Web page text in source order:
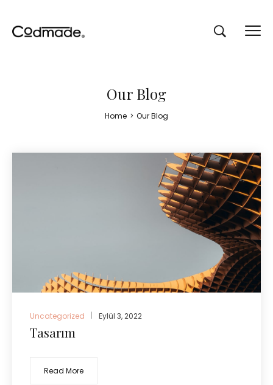
Our Blog
Home > Our Blog
Uncategorized Eylül 3, 2022
Tasarım
Read More